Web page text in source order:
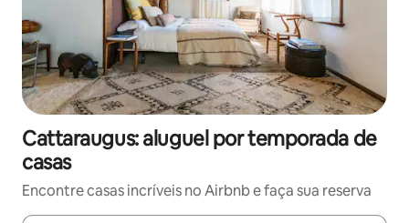
Cattaraugus: aluguel por temporada de
casas
Encontre casas incríveis no Airbnb e faça sua reserva